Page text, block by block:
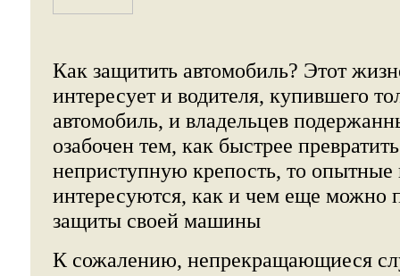
Как защитить автомобиль? Этот
интересует и водителя, купившего
автомобиль, и владельцев
озабочен тем, как быстрее
неприступную крепость, то опытные
интересуются, как и чем еще можно
защиты своей машины
К сожалению, непрекращающиеся